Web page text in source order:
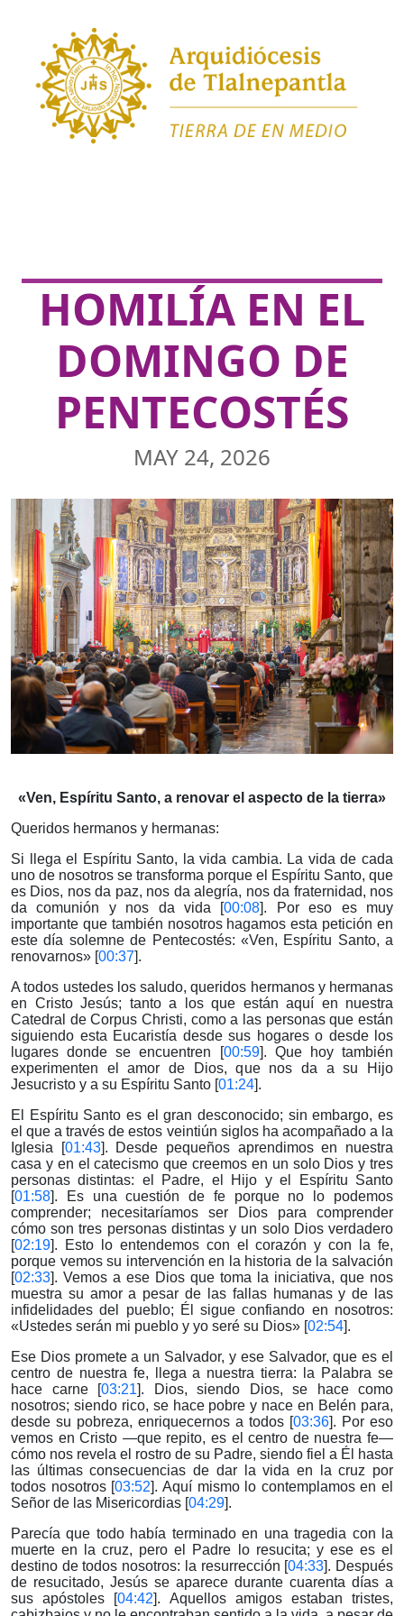
HOMILÍA EN EL
DOMINGO DE
PENTECOSTÉS
MAY 24, 2026
«Ven, Espíritu Santo, a renovar el aspecto de la tierra»
Queridos hermanos y hermanas:
Si llega el Espíritu Santo, la vida cambia. La vida de cada
uno de nosotros se transforma porque el Espíritu Santo, que
es Dios, nos da paz, nos da alegría, nos da fraternidad, nos
da comunión y nos da vida [00:08]. Por eso es muy
importante que también nosotros hagamos esta petición en
este día solemne de Pentecostés: «Ven, Espíritu Santo, a
renovarnos» [00:37].
A todos ustedes los saludo, queridos hermanos y hermanas
en Cristo Jesús; tanto a los que están aquí en nuestra
Catedral de Corpus Christi, como a las personas que están
siguiendo esta Eucaristía desde sus hogares o desde los
lugares donde se encuentren [00:59]. Que hoy también
experimenten el amor de Dios, que nos da a su Hijo
Jesucristo y a su Espíritu Santo [01:24].
El Espíritu Santo es el gran desconocido; sin embargo, es
el que a través de estos veintiún siglos ha acompañado a la
Iglesia [01:43]. Desde pequeños aprendimos en nuestra
casa y en el catecismo que creemos en un solo Dios y tres
personas distintas: el Padre, el Hijo y el Espíritu Santo
[01:58]. Es una cuestión de fe porque no lo podemos
comprender; necesitaríamos ser Dios para comprender
cómo son tres personas distintas y un solo Dios verdadero
[02:19]. Esto lo entendemos con el corazón y con la fe,
porque vemos su intervención en la historia de la salvación
[02:33]. Vemos a ese Dios que toma la iniciativa, que nos
muestra su amor a pesar de las fallas humanas y de las
infidelidades del pueblo; Él sigue confiando en nosotros:
«Ustedes serán mi pueblo y yo seré su Dios» [02:54].
Ese Dios promete a un Salvador, y ese Salvador, que es el
centro de nuestra fe, llega a nuestra tierra: la Palabra se
hace carne [03:21]. Dios, siendo Dios, se hace como
nosotros; siendo rico, se hace pobre y nace en Belén para,
desde su pobreza, enriquecernos a todos [03:36]. Por eso
vemos en Cristo —que repito, es el centro de nuestra fe—
cómo nos revela el rostro de su Padre, siendo fiel a Él hasta
las últimas consecuencias de dar la vida en la cruz por
todos nosotros [03:52]. Aquí mismo lo contemplamos en el
Señor de las Misericordias [04:29].
Parecía que todo había terminado en una tragedia con la
muerte en la cruz, pero el Padre lo resucita; y ese es el
destino de todos nosotros: la resurrección [04:33]. Después
de resucitado, Jesús se aparece durante cuarenta días a
sus apóstoles [04:42]. Aquellos amigos estaban tristes,